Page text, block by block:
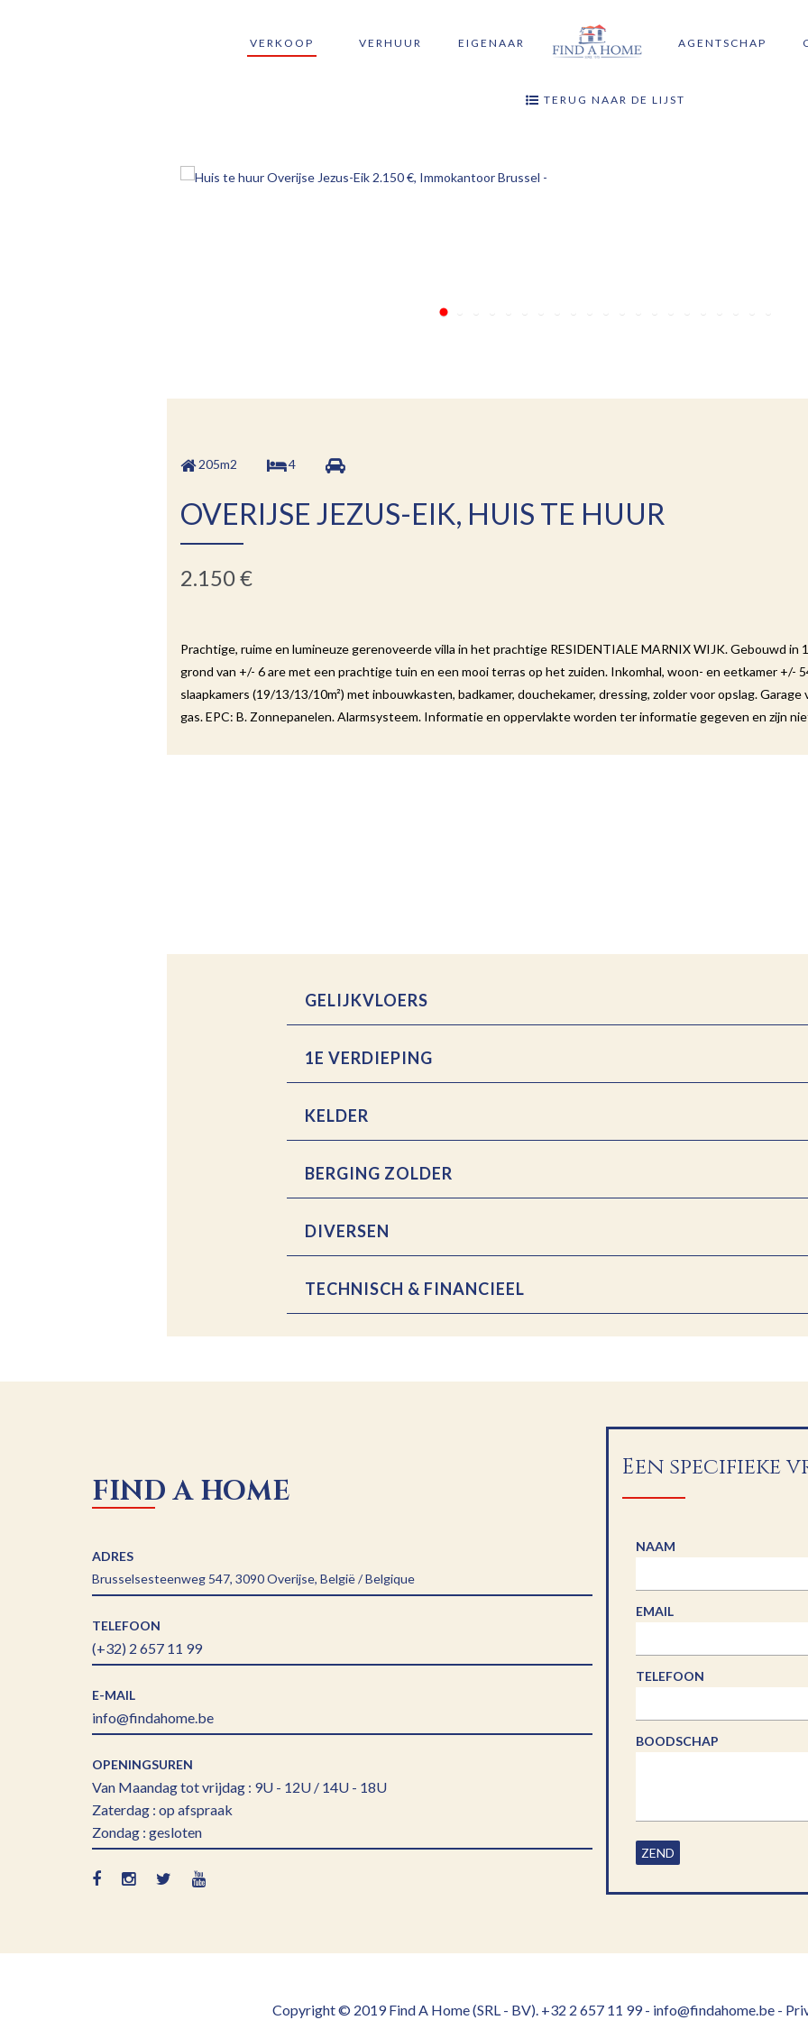
VERKOOP VERHUUR EIGENAAR AGENTSCHAP
TERUG NAAR DE LIJST
205m2 4
OVERIJSE JEZUS-EIK, HUIS TE HUUR
2.150 €
Prachtige, ruime en lumineuze gerenoveerde villa in het prachtige RESIDENTIALE MARNIX WIJK. Gebouwd in
grond van +/- 6 are met een prachtige tuin en een mooi terras op het zuiden. Inkomhal, woon- en eetkamer +/-
slaapkamers (19/13/13/10m²) met inbouwkasten, badkamer, douchekamer, dressing, zolder voor opslag.
gas. EPC: B. Zonnepanelen. Alarmsysteem. Informatie en oppervlakte worden ter informatie gegeven en zijn
GELIJKVLOERS
1E VERDIEPING
KELDER
BERGING ZOLDER
DIVERSEN
TECHNISCH & FINANCIEEL
FIND A HOME
ADRES
Brusselsesteenweg 547, 3090 Overijse, België / Belgique
TELEFOON
(+32) 2 657 11 99
E-MAIL
info@findahome.be
OPENINGSUREN
Van Maandag tot vrijdag : 9U - 12U / 14U - 18U
Zaterdag : op afspraak
Zondag : gesloten
Een specifieke
NAAM
EMAIL
TELEFOON
BOODSCHAP
ZEND
Copyright © 2019 Find A Home (SRL - BV). +32 2 657 11 99 - info@findahome.be -